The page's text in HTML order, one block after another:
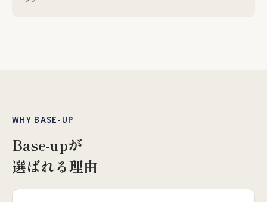
WHY BASE-UP
Base-upが
選ばれる理由